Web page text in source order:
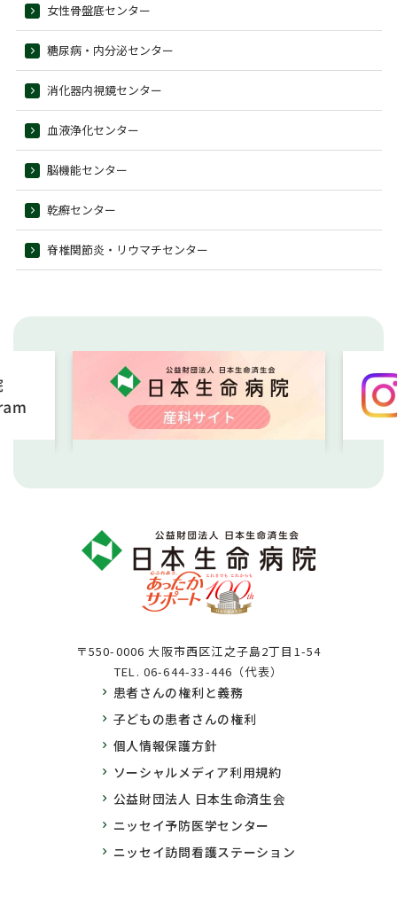
女性骨盤底センター
糖尿病・内分泌センター
消化器内視鏡センター
血液浄化センター
脳機能センター
乾癬センター
脊椎関節炎・リウマチセンター
〒550-0006 大阪市西区江之子島2丁目1-54
TEL. 06-644-33-446（代表）
患者さんの権利と義務
子どもの患者さんの権利
個人情報保護方針
ソーシャルメディア利用規約
公益財団法人 日本生命済生会
ニッセイ予防医学センター
ニッセイ訪問看護ステーション